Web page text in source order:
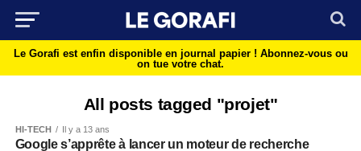
Le Gorafi est enfin disponible en journal papier ! Abonnez-vous ou
on tue votre chat.
All posts tagged "projet"
HI-TECH Il y a 13 ans
Google s’apprête à lancer un moteur de recherche